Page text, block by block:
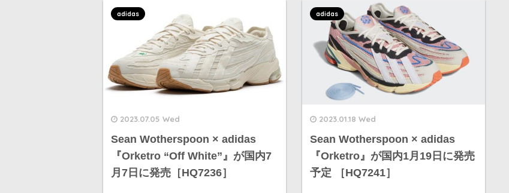
2023.07.05 Wed
Sean Wotherspoon × adidas
『Orketro “Off White”』が国内7
月7日に発売［HQ7236］
adidas
2023.01.18 Wed
Sean Wotherspoon × adidas
『Orketro』が国内1月19日に発売
予定 ［HQ7241］
adidas